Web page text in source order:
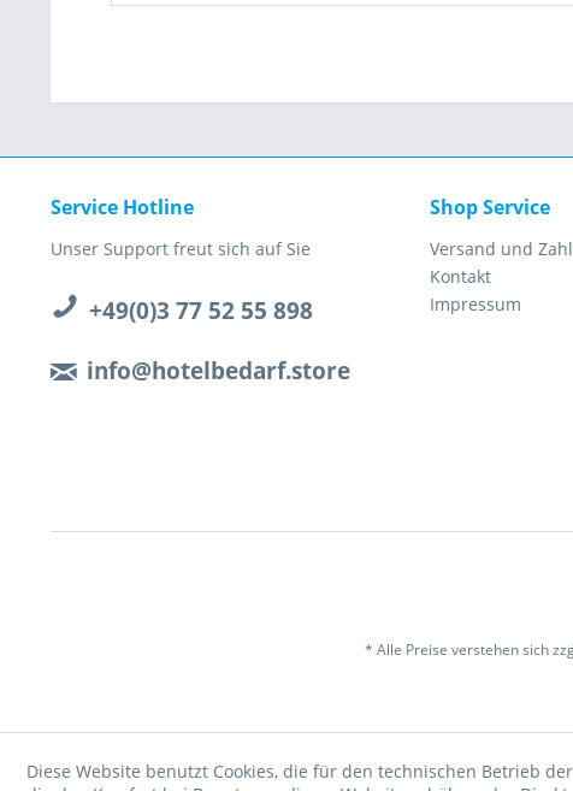
Service Hotline
Unser Support freut sich auf Sie
+49(0)3 77 52 55 898
info@hotelbedarf.store
Shop Service
Versand und
Kontakt
Impressum
* Alle Preise verstehen sich
Diese Website benutzt Cookies, die für den technischen Betrieb